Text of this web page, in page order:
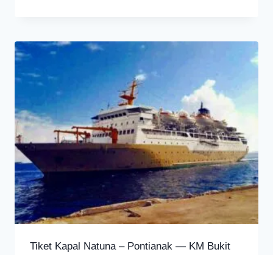
Tiket Kapal Natuna – Pontianak — KM Bukit